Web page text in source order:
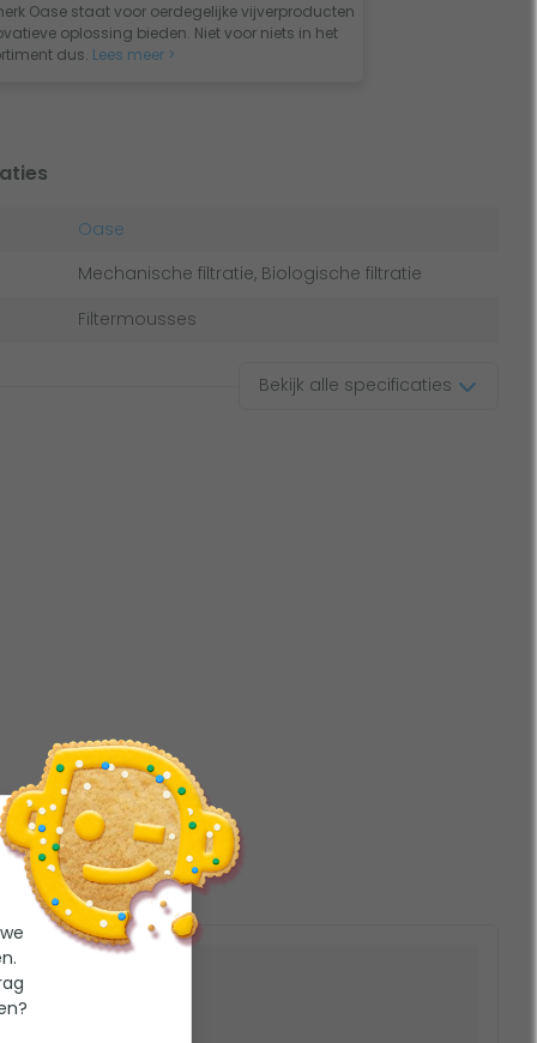
Oase staat voor oerdegelijke vijverproducten
oplossing bieden. Niet voor niets in het
dus. Lees meer >
Oase
Mechanische filtratie, Biologische filtratie
Filtermousses
Bekijk alle specificaties